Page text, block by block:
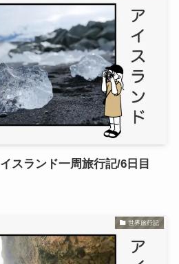
スランド一周旅行記/6日目
世界旅行記